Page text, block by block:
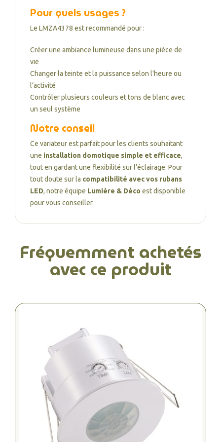
Pour quels usages ?
Le LMZA4378 est recommandé pour :
Créer une ambiance lumineuse dans une pièce de
vie
Changer la teinte et la puissance selon l'heure ou
l’activité
Contrôler plusieurs couleurs et tons de blanc avec
un seul système
Notre conseil
Ce variateur est parfait pour les clients souhaitant
une installation domotique simple et efficace,
tout en gardant une flexibilité sur l’éclairage. Pour
tout doute sur la compatibilité avec vos rubans
LED, notre équipe Lumière & Déco est disponible
pour vous conseiller.
Fréquemment achetés
avec ce produit